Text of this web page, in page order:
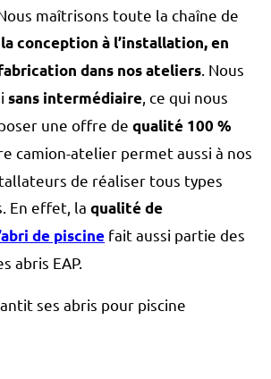
maîtrisons toute la chaîne de
conception à l’installation, en
dans nos ateliers . Nous
sans intermédiaire , ce qui nous
une offre de qualité 100 %
camion-atelier permet aussi à nos
de réaliser tous types
En effet, la qualité de
de piscine fait aussi partie des
abris EAP.